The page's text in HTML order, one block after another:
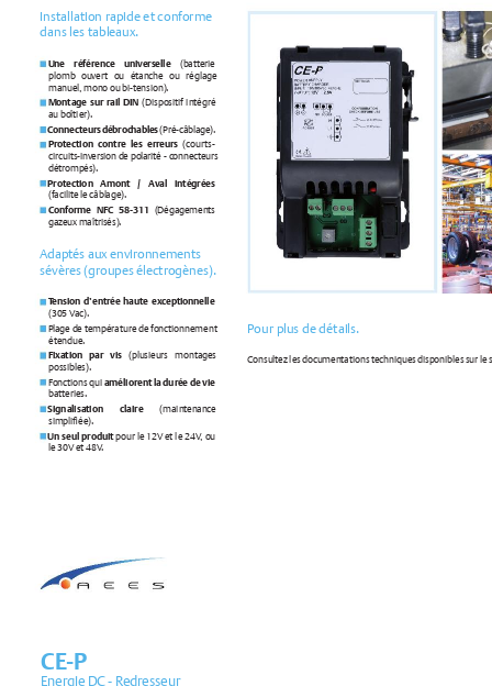
Installation rapide et conforme
dans les tableaux.
Une référence universelle (batterie
plomb ouvert ou étanche ou réglage
manuel, mono ou bi-tension).
Montage sur rail DIN (Dispositif intégré
au boîtier).
Connecteurs débrochables (Pré-câblage).
Protection contre les erreurs (courts-
circuits-inversion de polarité - connecteurs
détrompés).
Protection Amont / Aval intégrées
(facilite le câblage).
Conforme NFC 58-311
(Dégagements
gazeux maîtrisés).
Adaptés aux environnements
sévères (groupes électrogènes).
Tension d’entrée haute exceptionnelle
(305 Vac).
Plage de température de fonctionnement
étendue.
Fixation par vis (plusieurs montages
possibles).
Fonctions qui améliorent la durée de vie
batteries.
Signalisation
claire (maintenance
simpliée).
  Un
seul produit pour le 12V et le 24V, ou
le 30V et 48V.
Pour plus de détails.
Consultez les documentations techniques disponibles sur le
CE-P
Energie DC - Redresseur